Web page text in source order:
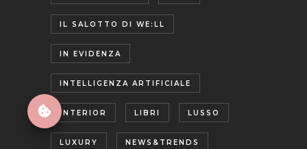
IL SALOTTO DI WE:LL
IN EVIDENZA
INTELLIGENZA ARTIFICIALE
INTERIOR LIBRI LUSSO
LUXURY NEWS&TRENDS